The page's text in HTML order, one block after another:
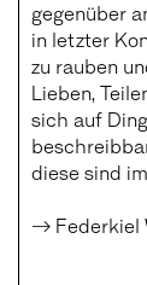
gegenüber
in letzter
zu rauben
Lieben,
sich auf
diese sind
→ Federkiel